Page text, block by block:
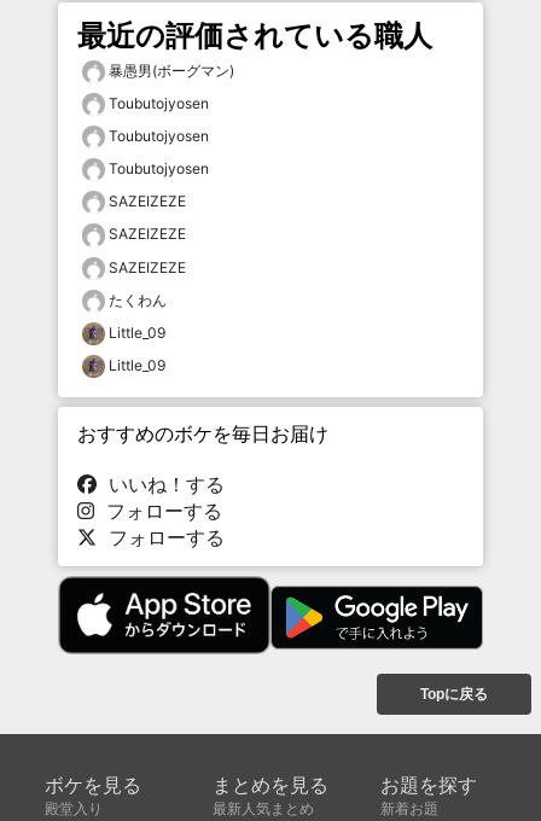
最近の評価されている職人
暴愚男(ボーグマン)
Toubutojyosen
Toubutojyosen
Toubutojyosen
SAZEIZEZE
SAZEIZEZE
SAZEIZEZE
たくわん
Little_09
Little_09
おすすめのボケを毎日お届け
いいね！する
フォローする
フォローする
Topに戻る
ボケを見る
殿堂入り
まとめを見る
最新人気まとめ
お題を探す
新着お題